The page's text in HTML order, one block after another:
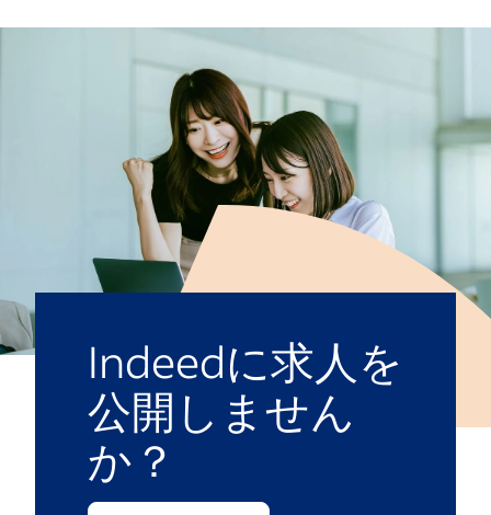
Indeedに求人を
公開しません
か？